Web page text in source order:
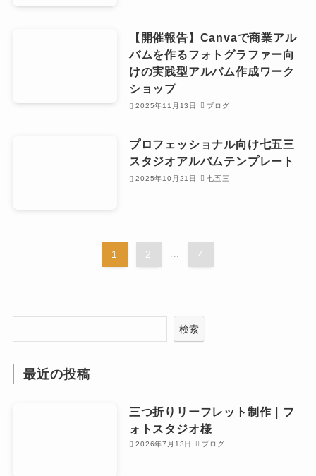
【開催報告】Canvaで商業アル
バムを作るフォトグラファー向
けの実践型アルバム作成ワーク
ショップ
2025年11月13日 ブログ
プロフェッショナル向け七五三
スタジオアルバムテンプレート
2025年10月21日 七五三
1 2 4
検索
最近の投稿
三つ折りリーフレット制作｜フ
ォトスタジオ様
2026年7月13日 ブログ